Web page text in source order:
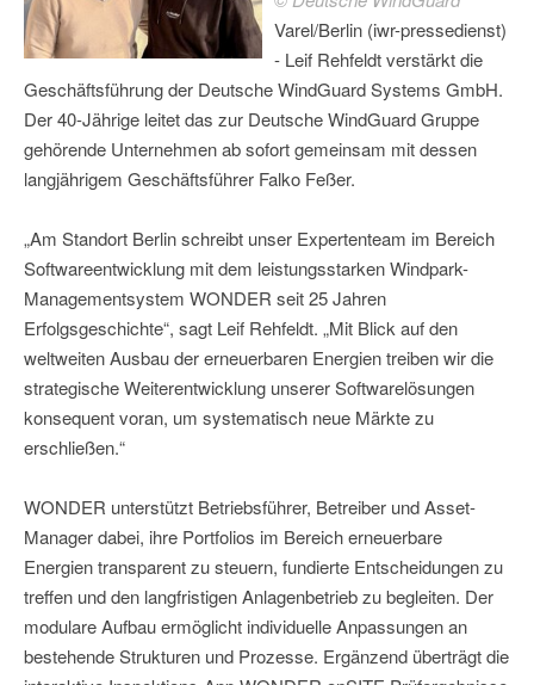
Varel/Berlin (iwr-pressedienst)
- Leif Rehfeldt verstärkt die
Geschäftsführung der Deutsche WindGuard Systems GmbH.
Der 40-Jährige leitet das zur Deutsche WindGuard Gruppe
gehörende Unternehmen ab sofort gemeinsam mit dessen
langjährigem Geschäftsführer Falko Feßer.
„Am Standort Berlin schreibt unser Expertenteam im Bereich
Softwareentwicklung mit dem leistungsstarken Windpark-
Managementsystem WONDER seit 25 Jahren
Erfolgsgeschichte“, sagt Leif Rehfeldt. „Mit Blick auf den
weltweiten Ausbau der erneuerbaren Energien treiben wir die
strategische Weiterentwicklung unserer Softwarelösungen
konsequent voran, um systematisch neue Märkte zu
erschließen.“
WONDER unterstützt Betriebsführer, Betreiber und Asset-
Manager dabei, ihre Portfolios im Bereich erneuerbare
Energien transparent zu steuern, fundierte Entscheidungen zu
treffen und den langfristigen Anlagenbetrieb zu begleiten. Der
modulare Aufbau ermöglicht individuelle Anpassungen an
bestehende Strukturen und Prozesse. Ergänzend überträgt die